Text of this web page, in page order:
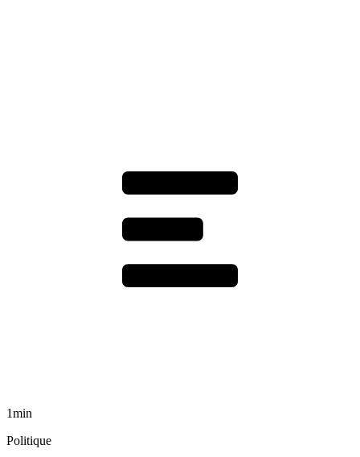
1min
Politique